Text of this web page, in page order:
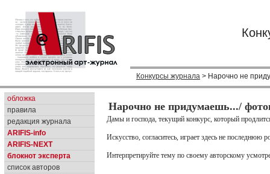
Конкурсы журнала > Нарочно не
обложка
правила
редакция журнала
ARIFIS-info
ARIFIS-NEXT
блокнот эксперта
список авторов
Нарочно не придумаешь.../
Дамы и господа, текущий конкурс, который
Искусство, согласитесь, играет здесь не последнюю
Интерпретируйте тему по своему авторскому